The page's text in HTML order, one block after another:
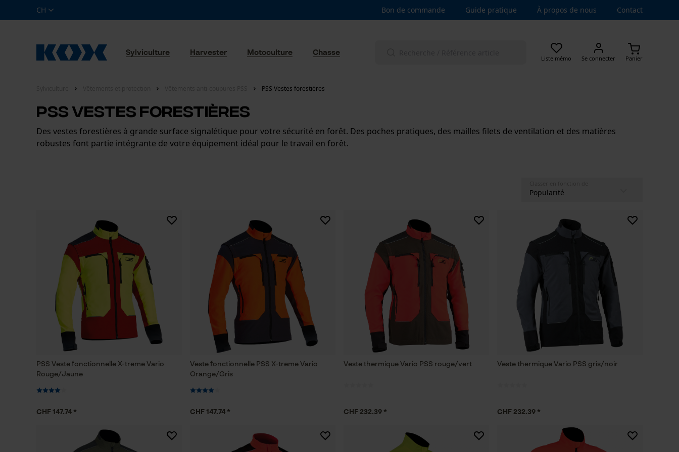
CH Bon de commande Guide pratique À propos de nous Contact
Liste mémo Se connecter Panier
Sylviculture Harvester Motoculture Chasse
PSS Vestes forestières
PSS Vestes forestières
Des vestes forestières à grande surface signalétique pour votre sécurité en forêt. Des poches pratiques, des mailles filets de ventilation et des matières
robustes font partie intégrante de votre équipement idéal pour le travail en forêt.
PSS Veste fonctionnelle X-treme Vario
Rouge/Jaune
CHF 147.74 *
Veste fonctionnelle PSS X-treme Vario
Orange/Gris
CHF 147.74 *
Veste thermique Vario PSS rouge/vert
CHF 232.39 *
Veste thermique Vario PSS gris/noir
CHF 232.39 *